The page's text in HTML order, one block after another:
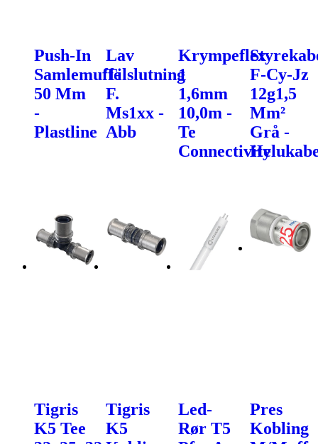
Push-In
Samlemuffe
50 Mm
-
Plastline
Lav
Tilslutning
F.
Ms1xx -
Abb
Krympeflex
1
1,6mm
10,0m -
Te
Connectivity
F-Cy-Jz
12g1,5
Mm²
Grå -
Tigris
K5 Tee
Tigris
K5
Led-
Rør T5
Pres
Kobling